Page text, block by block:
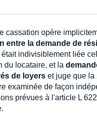
cassation opère
entre la demande de
indivisiblement liée
du locataire, et la
de loyers et juge que la
examinée de façon
prévues à l'article L